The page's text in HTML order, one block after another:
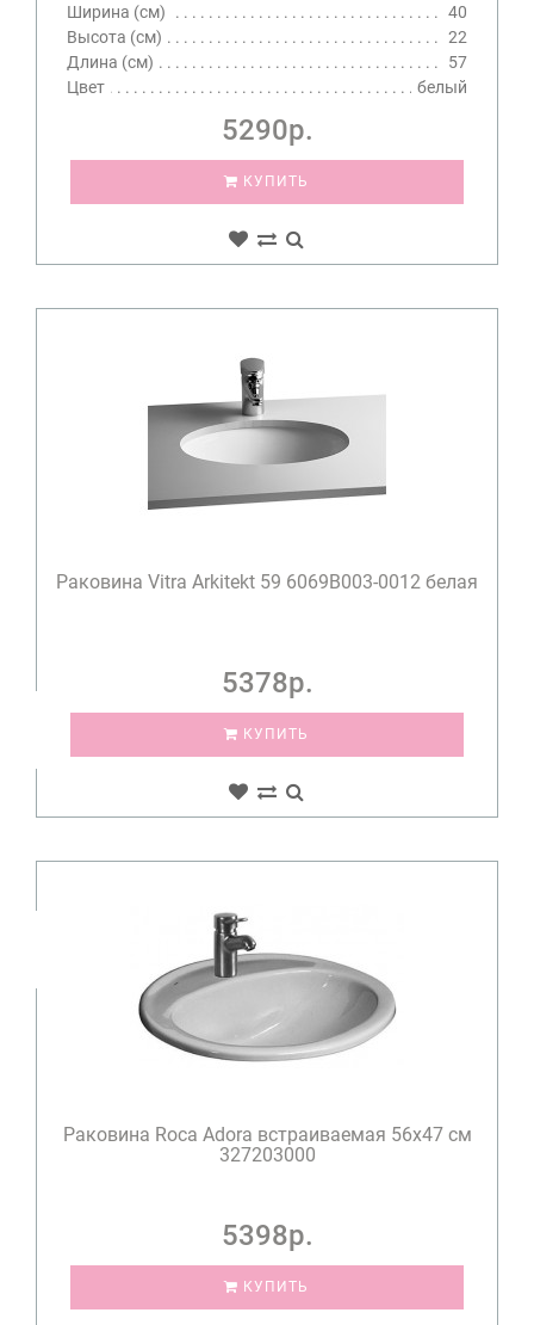
Ширина (см)
40
Высота (см)
22
Длина (см)
57
Цвет
белый
5290р.
КУПИТЬ
Раковина Vitra Arkitekt 59 6069B003-0012 белая
5378р.
КУПИТЬ
Раковина Roca Adora встраиваемая 56x47 см
327203000
5398р.
КУПИТЬ